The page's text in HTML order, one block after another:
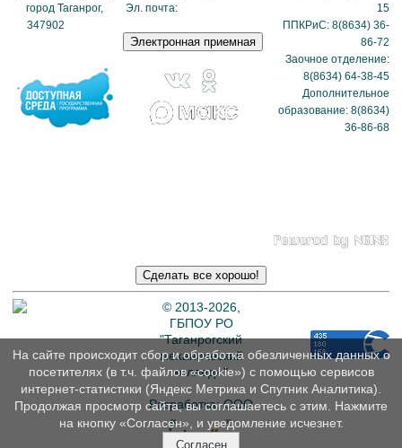
город Таганрог,
347902
Эл. почта:
15
ППКРиС: 8(8634) 36-
86-72
Заочное отделение:
8(8634) 64-38-45
Дополнительное
образование: 8(8634)
36-86-68
© 2013-2026,
ГБПОУ РО
"Таганрогский
механический
колледж"
Разработка: ООО
«Интэрсо»
На сайте происходит сбор и обработка обезличенных данных о
посетителях (в т.ч. файлов «cookie») с помощью сервисов
интернет-статистики (Яндекс Метрика и Спутник Аналитика).
Продолжая просмотр сайта, вы соглашаетесь с этим. Нажмите
на кнопку «Согласен», и уведомление исчезнет.
Согласен